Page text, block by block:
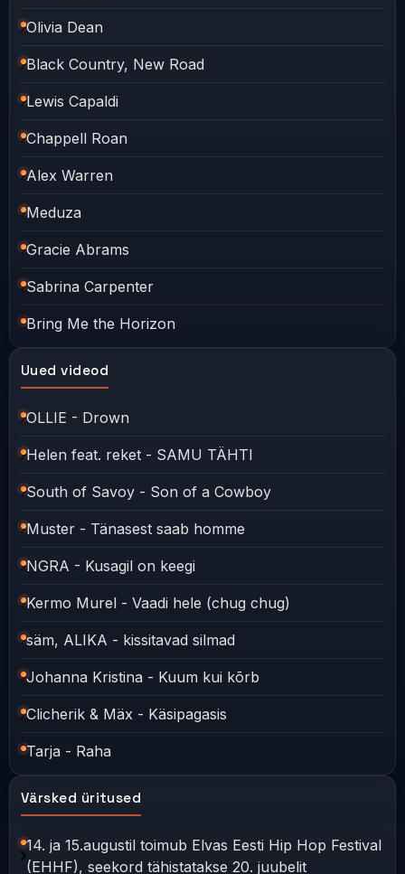
Olivia Dean
Black Country, New Road
Lewis Capaldi
Chappell Roan
Alex Warren
Meduza
Gracie Abrams
Sabrina Carpenter
Bring Me the Horizon
Uued videod
OLLIE - Drown
Helen feat. reket - SAMU TÄHTI
South of Savoy - Son of a Cowboy
Muster - Tänasest saab homme
NGRA - Kusagil on keegi
Kermo Murel - Vaadi hele (chug chug)
säm, ALIKA - kissitavad silmad
Johanna Kristina - Kuum kui kõrb
Clicherik & Mäx - Käsipagasis
Tarja - Raha
Värsked üritused
14. ja 15.augustil toimub Elvas Eesti Hip Hop Festival
(EHHF), seekord tähistatakse 20. juubelit